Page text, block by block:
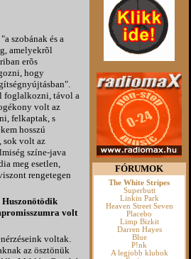
szobának és a
amelyekrõl
erõs
hogy
foglalkozni, távol a
volt az
felkaptak, s
hosszú
sok volt az
színe-java
meg esetlen,
rengetegen
Huszonötödik
volt
voltak.
az ösztönük
FÓRUMOK
The White Stripes
Superbutt
Linkin Park
Heaven Street Seven
Placebo
Limp Bizkit
Darren Hayes
Blue
P!nk
A legjobb klubok